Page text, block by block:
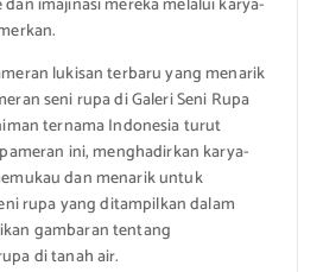
lukisan terbaru yang menarik
seni rupa di Galeri Seni Rupa
ternama Indonesia turut
ini, menghadirkan karya-
dan menarik untuk
rupa yang ditampilkan dalam
gambaran tentang
di tanah air.